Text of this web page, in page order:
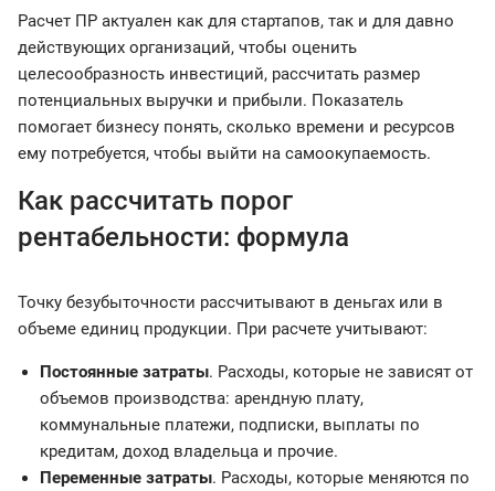
Расчет ПР актуален как для стартапов, так и для давно
действующих организаций, чтобы оценить
целесообразность инвестиций, рассчитать размер
потенциальных выручки и прибыли. Показатель
помогает бизнесу понять, сколько времени и ресурсов
ему потребуется, чтобы выйти на самоокупаемость.
Как рассчитать порог
рентабельности: формула
Точку безубыточности рассчитывают в деньгах или в
объеме единиц продукции. При расчете учитывают:
Постоянные затраты. Расходы, которые не зависят от
объемов производства: арендную плату,
коммунальные платежи, подписки, выплаты по
кредитам, доход владельца и прочие.
Переменные затраты. Расходы, которые меняются по